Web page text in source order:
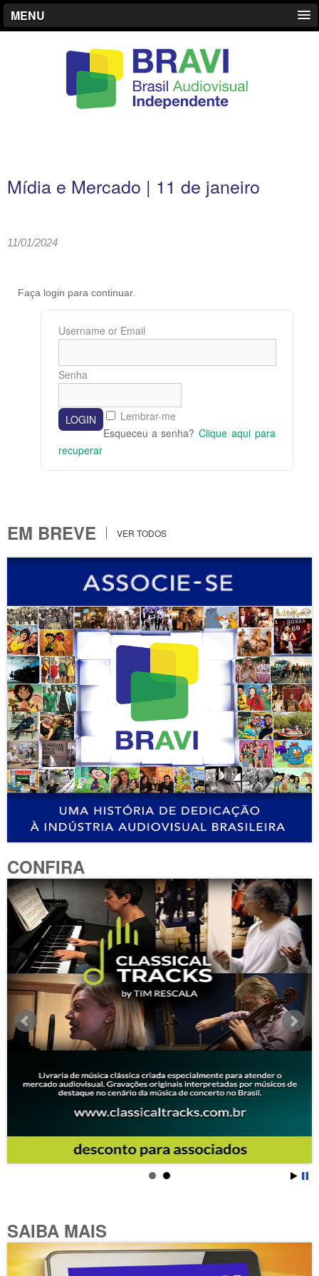
MENU
Mídia e Mercado | 11 de janeiro
11/01/2024
Faça login para continuar.
Username or Email
Senha
Lembrar-me
Esqueceu a senha? Clique aqui para
recuperar
EM BREVE VER TODOS
CONFIRA
SAIBA MAIS